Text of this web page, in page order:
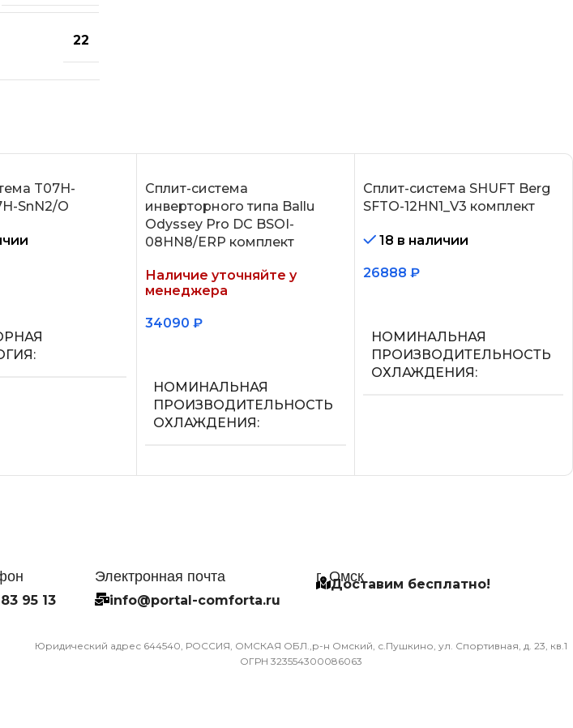
22
T07H-
SnN2/O
(1)
В РЕЖИМЕ
Сплит-система
инверторного типа Ballu
Odyssey Pro DC BSOI-
08HN8/ERP комплект
Наличие уточняйте у
менеджера
34090₽
НОМИНАЛЬНАЯ
ПРОИЗВОДИТЕЛЬНОСТЬ
ОХЛАЖДЕНИЯ
ПРИЛОЖЕНИЯ ПО WI-FI
модуля
Сплит-система SHUFT Berg
SFTO-12HN1_V3 комплект
18 в наличии
26888 ₽
НОМИНАЛЬНАЯ
ПРОИЗВОДИТЕЛЬНОСТЬ
ОХЛАЖДЕНИЯ
ПРИЛОЖЕНИЯ ПО WI-FI
модуля
95 13
Электронная почта
info@portal-comforta.ru
г. Омск
Доставим бесплатно!
Юридический адрес 644540, РОССИЯ, ОМСКАЯ ОБЛ.,р-н Омский, с.Пушкино, ул. Спортивная, д. 23, кв.1
ОГРН 323554300086063